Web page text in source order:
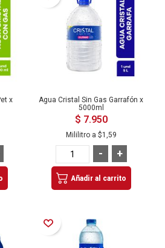
x
Agua Cristal Sin Gas Garrafón x
5000ml
$ 7.950
Mililitro a $1,59
+
-
Añadir al carrito
Añadir a la Lista de Deseos